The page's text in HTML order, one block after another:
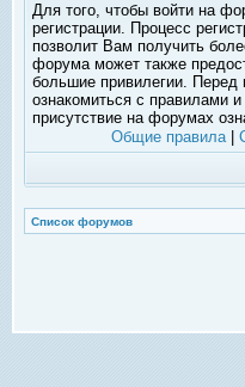
Для того, чтобы войти на
регистрации. Процесс
позволит Вам получить
форума может также
большие привилегии.
ознакомиться с правилами
присутствие на форумах
Общие правила|
Список форумов